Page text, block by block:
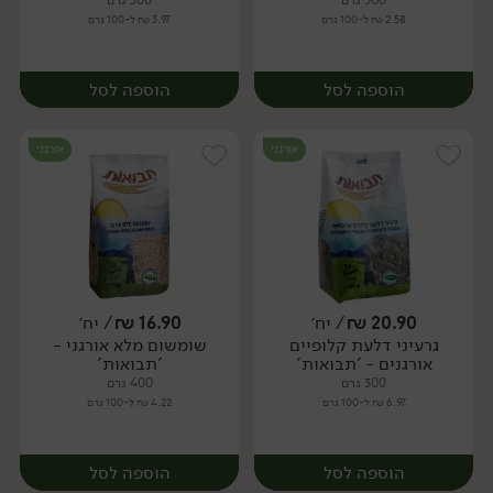
2.58 ₪ ל-100 גרם
הוספה לסל
יח׳
3.97 ₪ ל-100 גרם
הוספה לסל
יח׳
אורגני
20.90
₪/ יח׳
גרעיני דלעת קלופיים
אורגנים - 'תבואות'
300 גרם
6.97 ₪ ל-100 גרם
הוספה לסל
אורגני
16.90
₪/ יח׳
שומשום מלא אורגני -
'תבואות'
400 גרם
4.22 ₪ ל-100 גרם
הוספה לסל